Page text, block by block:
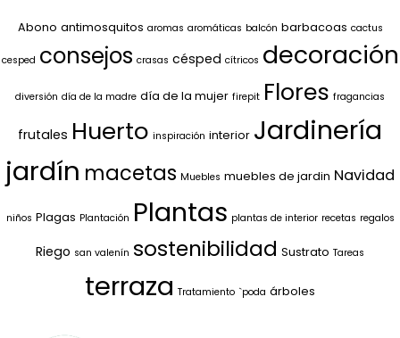
Abono antimosquitos aromas aromáticas balcón barbacoas cactus
cesped consejos crasas césped cítricos decoración
diversión día de la madre día de la mujer firepit Flores fragancias
frutales Huerto inspiración interior Jardinería
jardín macetas Muebles muebles de jardin Navidad
niños Plagas Plantación Plantas plantas de interior recetas regalos
Riego san valenín sostenibilidad Sustrato Tareas
terraza Tratamiento `poda árboles